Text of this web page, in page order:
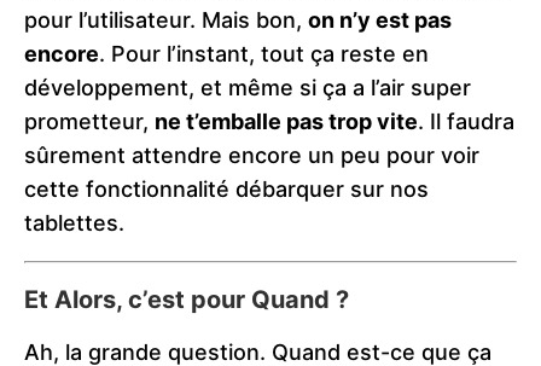
pour l’utilisateur. Mais bon, on n’y est pas
encore. Pour l’instant, tout ça reste en
développement, et même si ça a l’air super
prometteur, ne t’emballe pas trop vite. Il faudra
sûrement attendre encore un peu pour voir
cette fonctionnalité débarquer sur nos
tablettes.
Et Alors, c’est pour Quand ?
Ah, la grande question. Quand est-ce que ça